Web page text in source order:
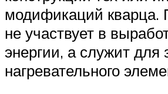
модификаций кварца.
не участвует в
энергии, а служит для
нагревательного